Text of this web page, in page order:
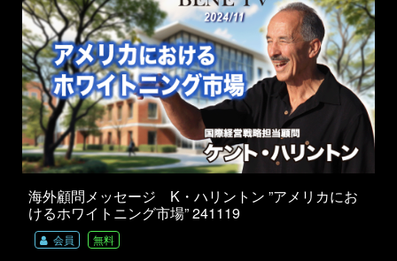
海外顧問メッセージ K・ハリントン ”アメリカにお
けるホワイトニング市場” 241119
会員 無料